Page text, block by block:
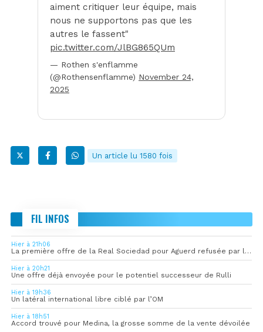
aiment critiquer leur équipe, mais
nous ne supportons pas que les
autres le fassent"
pic.twitter.com/JlBG865QUm
— Rothen s'enflamme
(@Rothensenflamme) November 24,
2025
Un article lu 1580 fois
FIL INFOS
Hier à 21h06
La première offre de la Real Sociedad pour Aguerd refusée par l’OM
Hier à 20h21
Une offre déjà envoyée pour le potentiel successeur de Rulli
Hier à 19h36
Un latéral international libre ciblé par l’OM
Hier à 18h51
Accord trouvé pour Medina, la grosse somme de la vente dévoilée